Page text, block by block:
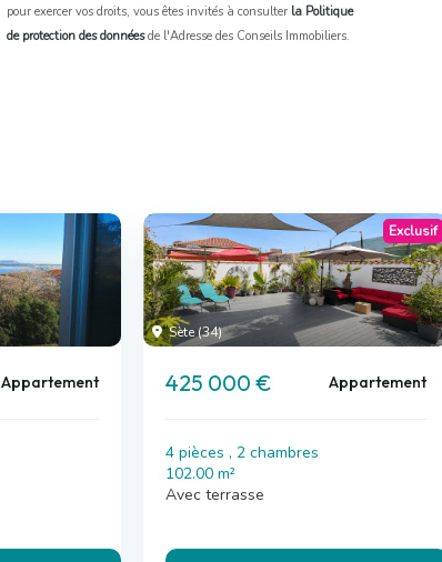
pour exercer vos droits, vous êtes invités à consulter la Politique
de protection des donnéesde l'Adresse des Conseils Immobiliers.
Appartement
Sète (34)
Exclusif
425 000 € Appartement
4 pièces , 2 chambres
102.00 m²
Avec terrasse